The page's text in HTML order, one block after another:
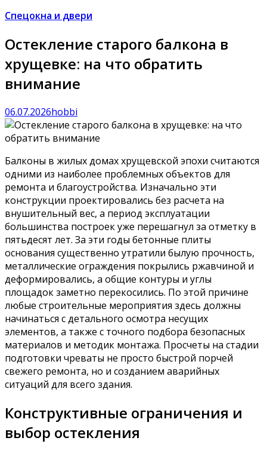
Спецокна и двери
Остекление старого балкона в
хрущевке: на что обратить
внимание
06.07.2026hobbi
Балконы в жилых домах хрущевской эпохи считаются
одними из наиболее проблемных объектов для
ремонта и благоустройства. Изначально эти
конструкции проектировались без расчета на
внушительный вес, а период эксплуатации
большинства построек уже перешагнул за отметку в
пятьдесят лет. За эти годы бетонные плиты
основания существенно утратили былую прочность,
металлические ограждения покрылись ржавчиной и
деформировались, а общие контуры и углы
площадок заметно перекосились. По этой причине
любые строительные мероприятия здесь должны
начинаться с детального осмотра несущих
элементов, а также с точного подбора безопасных
материалов и методик монтажа. Просчеты на стадии
подготовки чреваты не просто быстрой порчей
свежего ремонта, но и созданием аварийных
ситуаций для всего здания.
Конструктивные ограничения и
выбор остекления